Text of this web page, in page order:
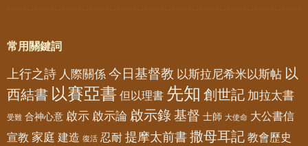
常用關鍵詞
上行之詩 人際關係 今日基督教 以斯拉尼希米以斯帖 以
西結書 以賽亞書 但以理書 先知 創世記 加拉太書
受難 合神心意 啟示 啟示論 啟示錄基督 士師 大使命 大公書信
宣教 家庭 建造 復活 忍耐 提摩太前書撒母耳記 教會歷史